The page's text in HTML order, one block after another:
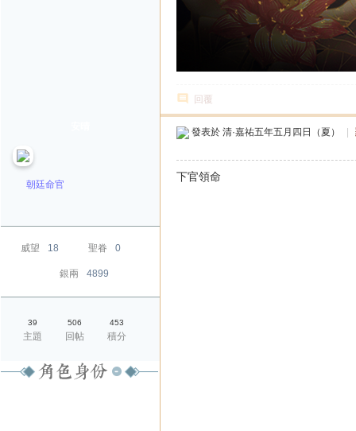
回覆
朝廷命官
威望 18 聖眷 0
銀兩 4899
39
主題
506
回帖
453
積分
發表於 清·嘉祐五年五月四日（夏）
下官領命